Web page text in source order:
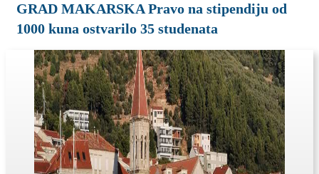
GRAD MAKARSKA Pravo na stipendiju od
1000 kuna ostvarilo 35 studenata